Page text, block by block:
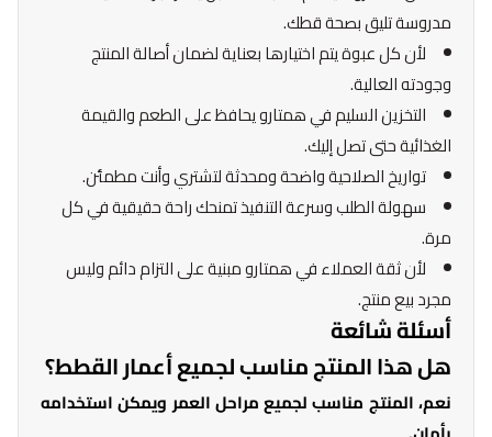
مدروسة تليق بصحة قطك.
لأن كل عبوة يتم اختيارها بعناية لضمان أصالة المنتج
وجودته العالية.
التخزين السليم في همتارو يحافظ على الطعم والقيمة
الغذائية حتى تصل إليك.
تواريخ الصلاحية واضحة ومحدثة لتشتري وأنت مطمئن.
سهولة الطلب وسرعة التنفيذ تمنحك راحة حقيقية في كل
مرة.
لأن ثقة العملاء في همتارو مبنية على التزام دائم وليس
مجرد بيع منتج.
أسئلة شائعة
هل هذا المنتج مناسب لجميع أعمار القطط؟
نعم، المنتج مناسب لجميع مراحل العمر ويمكن استخدامه